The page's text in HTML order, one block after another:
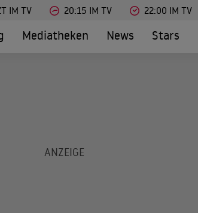
IM TV 20:15 IM TV 22:00 IM TV
Mediatheken News Stars